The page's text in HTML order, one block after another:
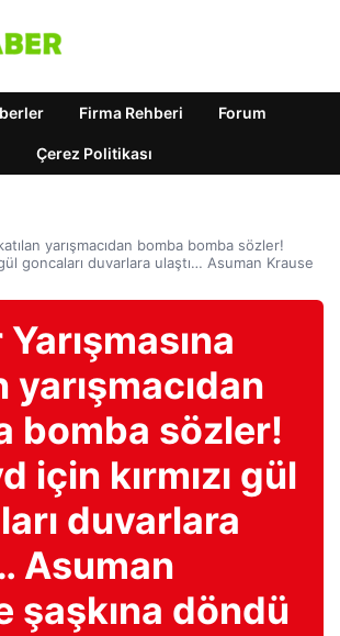
Firma Rehberi Forum
Çerez Politikası
yarışmacıdan bomba bomba sözler!
goncaları duvarlara ulaştı… Asuman Krause
yarışmacıdan
bomba sözler!
için kırmızı gül
duvarlara
Asuman
şaşkına döndü